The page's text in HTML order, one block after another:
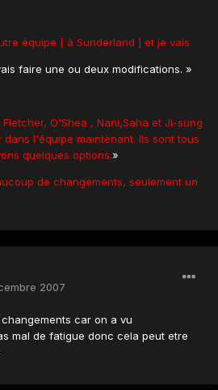
équipe [ à Sunderland ] et je vais
faire une ou deux modifications. »
O'Shea , Nani,Saha et Ji-sung
l'équipe maintenant. Ils sont tous
quelques options.»
de changements, seulement un
2007
car on a vu
mal de fatigue donc cela peut etre